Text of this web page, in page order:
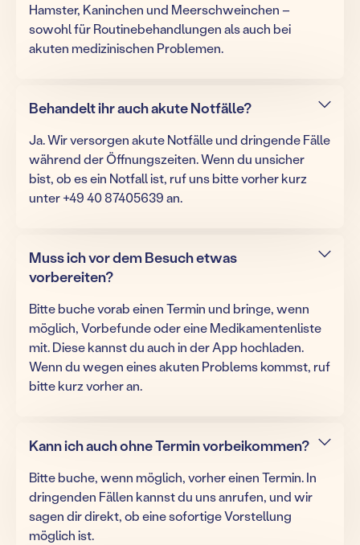
Hamster, Kaninchen und Meerschweinchen –
sowohl für Routinebehandlungen als auch bei
akuten medizinischen Problemen.
Behandelt ihr auch akute Notfälle?
Ja. Wir versorgen akute Notfälle und dringende Fälle
während der Öffnungszeiten. Wenn du unsicher
bist, ob es ein Notfall ist, ruf uns bitte vorher kurz
unter +49 40 87405639 an.
Muss ich vor dem Besuch etwas
vorbereiten?
Bitte buche vorab einen Termin und bringe, wenn
möglich, Vorbefunde oder eine Medikamentenliste
mit. Diese kannst du auch in der App hochladen.
Wenn du wegen eines akuten Problems kommst, ruf
bitte kurz vorher an.
Kann ich auch ohne Termin vorbeikommen?
Bitte buche, wenn möglich, vorher einen Termin. In
dringenden Fällen kannst du uns anrufen, und wir
sagen dir direkt, ob eine sofortige Vorstellung
möglich ist.